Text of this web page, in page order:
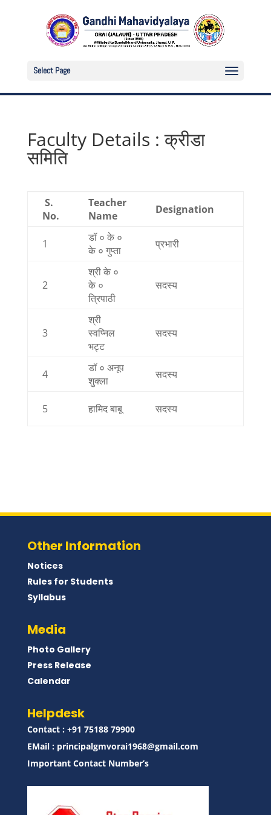
Select Page
Faculty Details : क्रीडा
समिति
S.
No.
Teacher
Name
Designation
1
डॉ ० के ०
के ० गुप्ता
प्रभारी
2
श्री के ०
के ०
त्रिपाठी
सदस्य
3
श्री
स्वप्निल
भट्ट
सदस्य
4
डॉ ० अनूप
शुक्ला
सदस्य
5 हामिद बाबू सदस्य
Other Information
Notices
Rules for Students
Syllabus
Media
Photo Gallery
Press Release
Calendar
Helpdesk
Contact : ‪+91 75188 79900‬
EMail : principalgmvorai1968@gmail.com
Important Contact Number’s